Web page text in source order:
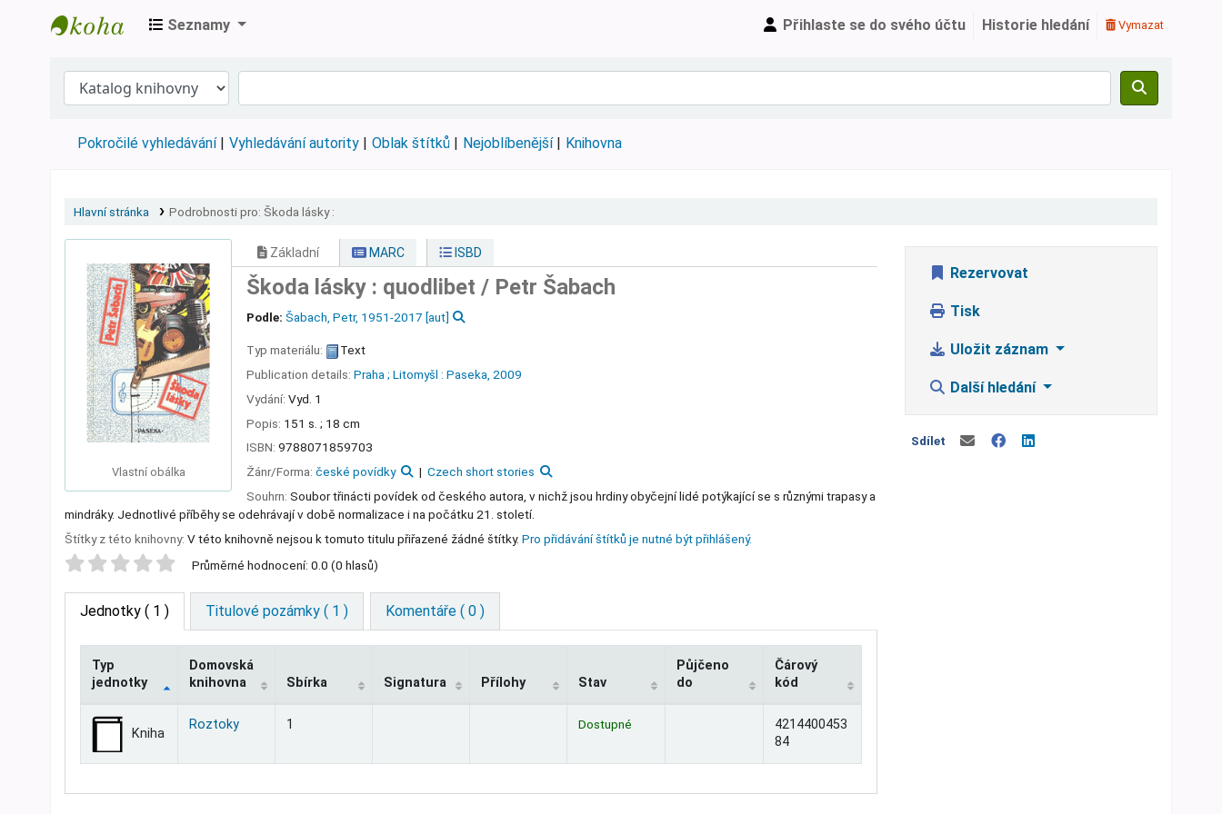
Seznamy Přihlaste se do svého účtu Historie hledání Vymazat
Pokročilé vyhledávání Vyhledávání autority Oblak štítků Nejoblíbenější Knihovna
Hlavní stránka Podrobnosti pro: Škoda lásky :
Vlastní obálka
Základní MARC ISBD
Škoda lásky : quodlibet / Petr Šabach
Podle: Šabach, Petr, 1951-2017 [aut]
Typ materiálu:
Text
Publication details: Praha ; Litomyšl : Paseka, 2009
Vydání: Vyd. 1
Popis: 151 s. ; 18 cm
ISBN: 9788071859703
Žánr/Forma: české povídky
Czech short stories
Souhrn: Soubor třinácti povídek od českého autora, v nichž jsou hrdiny obyčejní lidé potýkající se s různými trapasy a
mindráky. Jednotlivé příběhy se odehrávají v době normalizace i na počátku 21. století.
Štítky z této knihovny: V této knihovně nejsou k tomuto titulu přiřazené žádné štítky. Pro přidávání štítků je nutné být přihlášený.
Star ratings Průměrné hodnocení: 0.0 (0 hlasů)
Jednotky ( 1 ) Titulové pozámky ( 1 ) Komentáře ( 0 )
Jednotky
Typ
jednotky
Domovská
knihovna
Sbírka Signatura Přílohy Stav
Půjčeno
do
Čárový
kód
Kniha
Roztoky 1 Dostupné
4214400453
84
Rezervovat
Tisk
Uložit záznam
Další hledání
Sdílet